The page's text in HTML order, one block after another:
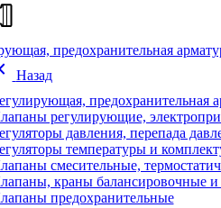
предохранительная
Назад
предохранительная
регулирующие,
давления, перепада
температуры и
смесительные,
краны балансировочные
предохранительные